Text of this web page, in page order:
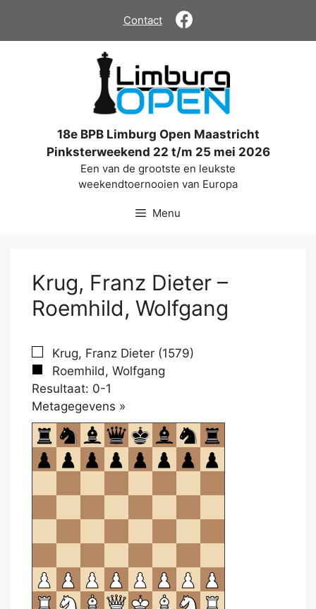
de
Contact
18e BPB Limburg Open Maastricht
Pinksterweekend 22 t/m 25 mei 2026
Een van de grootste en leukste
weekendtoernooien van Europa
Menu
Krug, Franz Dieter –
Roemhild, Wolfgang
Krug, Franz Dieter (1579)
Roemhild, Wolfgang
Resultaat: 0-1
Metagegevens »
om
te
openen.